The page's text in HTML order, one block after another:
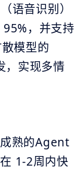
语音识别）
，并支持
模型的
，实现多情
熟的Agent
1-2周内快